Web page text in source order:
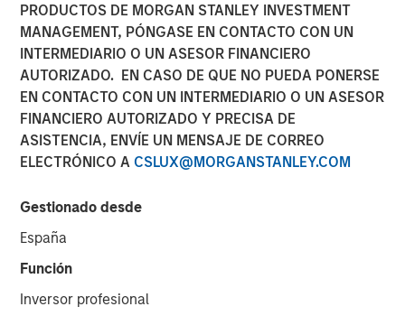
PRODUCTOS DE MORGAN STANLEY INVESTMENT
MANAGEMENT, PÓNGASE EN CONTACTO CON UN
INTERMEDIARIO O UN ASESOR FINANCIERO
AUTORIZADO. EN CASO DE QUE NO PUEDA PONERSE
EN CONTACTO CON UN INTERMEDIARIO O UN ASESOR
FINANCIERO AUTORIZADO Y PRECISA DE
ASISTENCIA, ENVÍE UN MENSAJE DE CORREO
ELECTRÓNICO A CSLUX@MORGANSTANLEY.COM
Gestionado desde
España
Función
Inversor profesional
Jim Caron
Chief Investment Officer,
Portfolio Solutions Group
07:26
00:00
Procyclical Coordinated Policy Supports U.S.
loaded, with its main benefits expected to